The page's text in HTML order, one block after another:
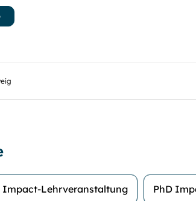
Impact-Lehrveranstaltung PhD